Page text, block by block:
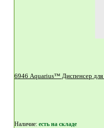
Наличие: eсть на складе